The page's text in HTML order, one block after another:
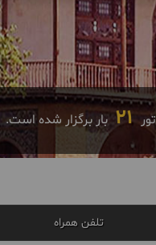
21 بار برگزار شده است.
تلفن همراه